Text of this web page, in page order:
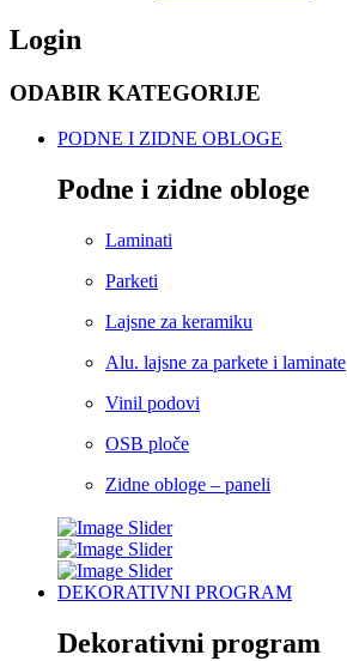
Login
ODABIR KATEGORIJE
PODNE I ZIDNE OBLOGE
Podne i zidne obloge
Laminati
Parketi
Lajsne za keramiku
Alu. lajsne za parkete i laminate
Vinil podovi
OSB ploče
Zidne obloge – paneli
DEKORATIVNI PROGRAM
Dekorativni program